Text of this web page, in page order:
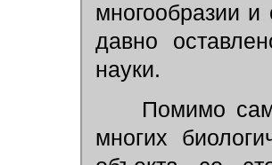
многообразии
давно
науки.
Помимо
многих